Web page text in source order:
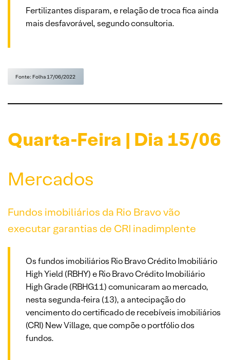
Fertilizantes disparam, e relação de troca fica ainda
mais desfavorável, segundo consultoria.
Fonte: Folha 17/06/2022
Quarta-Feira | Dia 15/06
Mercados
Fundos imobiliários da Rio Bravo vão
executar garantias de CRI inadimplente
Os fundos imobiliários Rio Bravo Crédito Imobiliário
High Yield (RBHY) e Rio Bravo Crédito Imobiliário
High Grade (RBHG11) comunicaram ao mercado,
nesta segunda-feira (13), a antecipação do
vencimento do certificado de recebíveis imobiliários
(CRI) New Village, que compõe o portfólio dos
fundos.